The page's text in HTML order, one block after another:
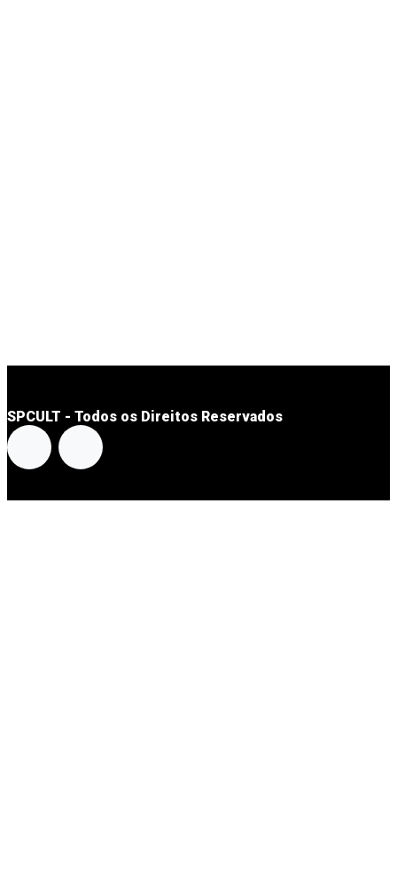
SPCULT - Todos os Direitos Reservados